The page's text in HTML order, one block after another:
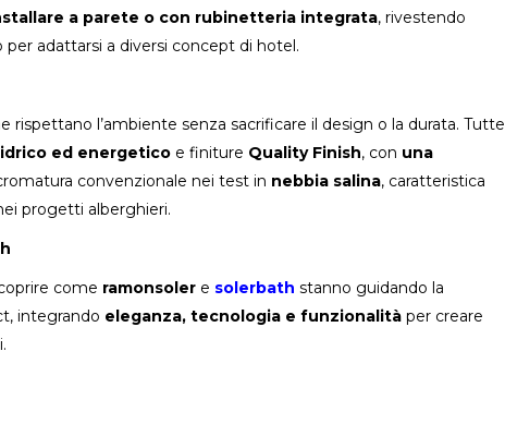
a parete o con rubinetteria integrata, rivestendo
adattarsi a diversi concept di hotel.
rispettano l’ambiente senza sacrificare il design o la durata. Tutte
ed energetico e finiture Quality Finish, con una
convenzionale nei test in nebbia salina, caratteristica
progetti alberghieri.
come ramonsoler e solerbath stanno guidando la
integrando eleganza, tecnologia e funzionalità per creare